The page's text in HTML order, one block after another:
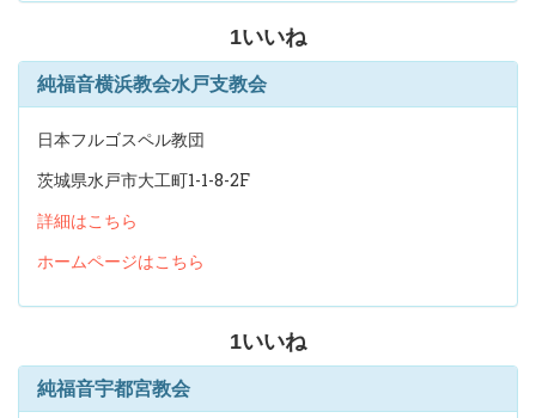
1いいね
純福音横浜教会水戸支教会
日本フルゴスペル教団
茨城県水戸市大工町1-1-8-2F
詳細はこちら
ホームページはこちら
1いいね
純福音宇都宮教会